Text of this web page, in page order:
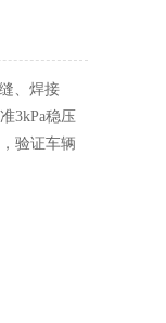
、焊接
3kPa稳压
验证车辆